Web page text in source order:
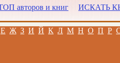
авторов и книг ИСКАТЬ
Е Ж З И Й К Л М Н О П Р